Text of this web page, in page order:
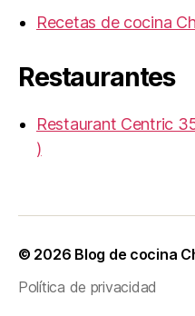
Recetas de cocina
Restaurantes
Restaurant Centric
)
© 2026 Blog de cocina
Política de privacidad